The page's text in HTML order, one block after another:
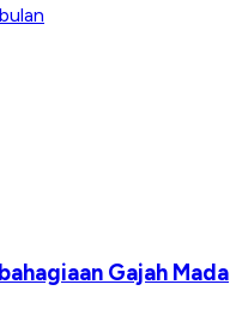
Gajah Mada